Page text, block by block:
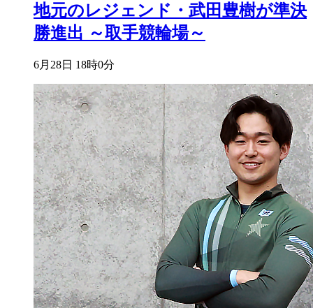
地元のレジェンド・武田豊樹が準決
勝進出 ～取手競輪場～
6月28日 18時0分